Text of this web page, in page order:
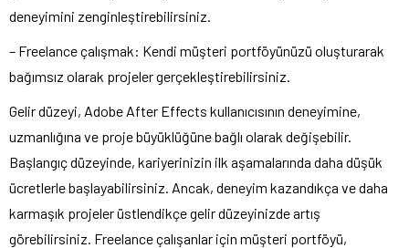
deneyimini zenginleştirebilirsiniz.
– Freelance çalışmak: Kendi müşteri portföyünüzü oluşturarak
bağımsız olarak projeler gerçekleştirebilirsiniz.
Gelir düzeyi, Adobe After Effects kullanıcısının deneyimine,
uzmanlığına ve proje büyüklüğüne bağlı olarak değişebilir.
Başlangıç düzeyinde, kariyerinizin ilk aşamalarında daha düşük
ücretlerle başlayabilirsiniz. Ancak, deneyim kazandıkça ve daha
karmaşık projeler üstlendikçe gelir düzeyinizde artış
görebilirsiniz. Freelance çalışanlar için müşteri portföyü,